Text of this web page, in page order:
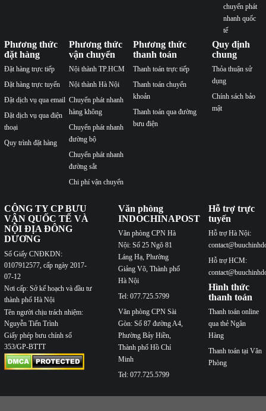
chuyển phát
nhanh quốc
tế
Phương thức
đặt hàng
Đặt hàng trực tiếp
Đặt hàng trực tuyến
Đặt dịch vụ qua email
Đặt dịch vụ qua điện
thoại
Quy trình đặt hàng
Phương thức
vận chuyển
Nội thành TP.HCM
Nội thành Hà Nội
Chuyển phát nhanh
hàng không
Chuyển phát nhanh
đường bộ
Chuyển phát nhanh
đường sắt
Chi phí vận chuyển
Phương thức
thanh toán
Thanh toán trực tiếp
Thanh toán chuyển
khoản
Thanh toán qua đường
bưu điện
Quy định
chung
Thỏa thuận sử
dụng
Chính sách bảo
mật
CÔNG TY CP BƯU
VẬN QUỐC TẾ VÀ
NỘI ĐỊA ĐÔNG
DƯƠNG
Số Giấy CNĐKDN:
0107912577, cấp ngày 2017-
07-12
Nơi cấp: Sở kế hoạch và đầu tư
thành phố Hà Nội
Tên người chịu trách nhiệm:
Nguyễn Tiến Trình
Giấy phép bưu chính số
353/GP-BTTT
Văn phòng
INDOCHINAPOST
Văn phòng CPN Hà
Nội: Số 25 Ngõ 81
Láng Hạ, Phường
Giảng Võ, Thành phố
Hà Nội
Tel: 077.725.5799
Văn phòng CPN Sài
Gòn: Số 87 đường A4,
Phường Bảy Hiền,
Thành phố Hồ Chí
Minh
Tel: 077.725.5799
Hỗ trợ trực
tuyến
Hỗ trợ Hà Nội:
Hỗ trợ HCM:
Hình thức
thanh toán
Thanh toán online
qua thẻ Ngân
Hàng
Thanh toán tại Văn
Phòng